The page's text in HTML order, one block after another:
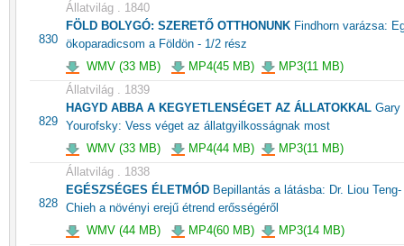
830
Állatvilág . 1840
FÖLD BOLYGÓ: SZERETŐ OTTHONUNK Findhorn varázsa:
ökoparadicsom a Földön - 1/2 rész
WMV (33 MB)
MP4(45 MB) MP3(11 MB)
829
Állatvilág . 1839
HAGYD ABBA A KEGYETLENSÉGET AZ ÁLLATOKKAL Gary
Yourofsky: Vess véget az állatgyilkosságnak most
WMV (33 MB)
MP4(44 MB) MP3(11 MB)
828
Állatvilág . 1838
EGÉSZSÉGES ÉLETMÓD Bepillantás a látásba: Dr. Liou Teng-
Chieh a növényi erejű étrend erősségéről
WMV (44 MB)
MP4(60 MB) MP3(14 MB)